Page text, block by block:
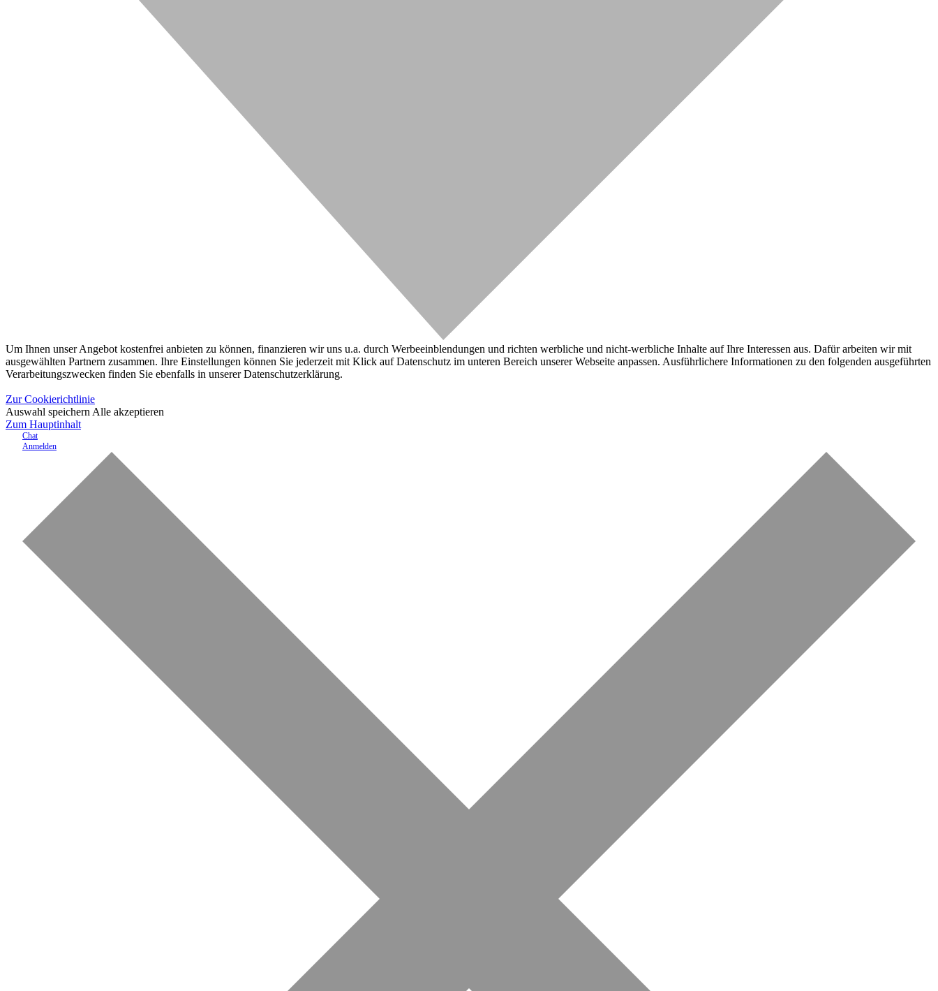
Um Ihnen unser Angebot kostenfrei anbieten zu können, finanzieren wir uns u.a. durch Werbeeinblendungen und richten werbliche und nicht-werbliche Inhalte auf Ihre Interessen aus. Dafür arbeiten wir mit
ausgewählten Partnern zusammen. Ihre Einstellungen können Sie jederzeit mit Klick auf Datenschutz im unteren Bereich unserer Webseite anpassen. Ausführlichere Informationen zu den folgenden ausgeführten
Verarbeitungszwecken finden Sie ebenfalls in unserer Datenschutzerklärung.
Zur Cookierichtlinie
Auswahl speichern Alle akzeptieren
Zum Hauptinhalt
Chat
Anmelden